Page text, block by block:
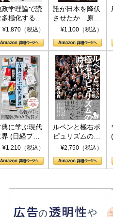
政学理論で読
多極化する世
トランプと
¥1,870（税込）
誰が日本を降伏
させたか 原爆
投下、ソ連参
(PHP新書)
¥1,100（税込）
典に学ぶ現代
界 (日経プレ
アシリーズ)
¥1,210（税込）
ルペンと極右ポ
ピュリズムの時
代：〈ヤヌス〉
¥2,750（税込）